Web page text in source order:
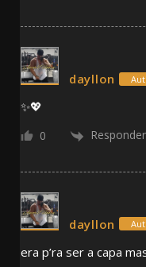
dayllon
✨💖
0 Responder
dayllon
era p’ra ser a capa